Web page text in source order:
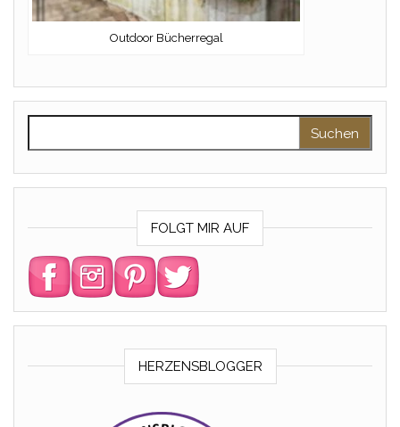
Outdoor Bücherregal
FOLGT MIR AUF
HERZENSBLOGGER